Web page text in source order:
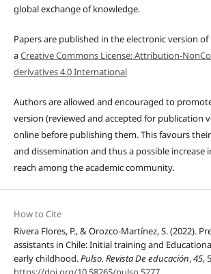
global exchange of knowledge.
Papers are published in the electronic version
aCreative Commons License: Attribution-
derivatives 4.0 International
Authors are allowed and encouraged to
version (reviewed and accepted for publication
online before publishing them. This favours
and dissemination and thus a possible increase
reach among the academic community.
How to Cite
Rivera Flores, P., & Orozco-Martínez, S. (2022).
assistants in Chile: Initial training and
early childhood.Pulso. Revista De educación,45,